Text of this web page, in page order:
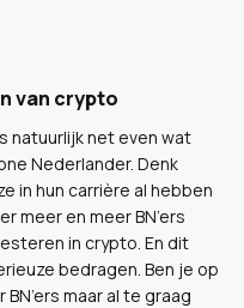
van crypto
natuurlijk net even wat
Nederlander. Denk
in hun carrière al hebben
meer en meer BN’ers
in crypto. En dit
bedragen. Ben je op
maar al te graag